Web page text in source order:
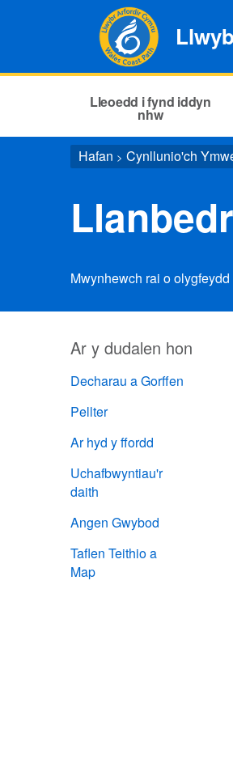
Lleoedd i fynd iddyn
nhw
Hafan > Cynllunio'ch
Mwynhewch rai o
Ar y dudalen hon
Decharau a Gorffen
Pellter
Ar hyd y ffordd
Uchafbwyntiau'r
daith
Angen Gwybod
Taflen Teithio a
Map